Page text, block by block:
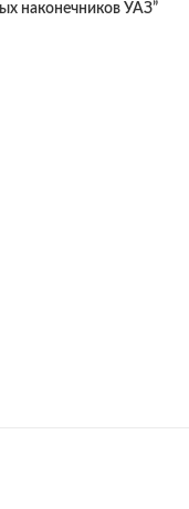
наконечников УАЗ”